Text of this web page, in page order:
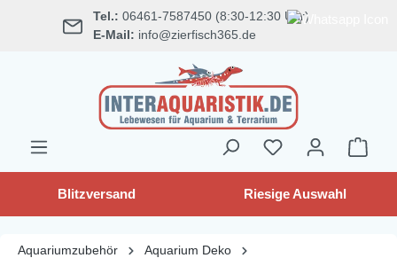
springen Tel.: 06461-7587450 (8:30-12:30 Uhr)
E-Mail: info@zierfisch365.de
Blitzversand Riesige Auswahl
Aquariumzubehör
Aquarium Deko